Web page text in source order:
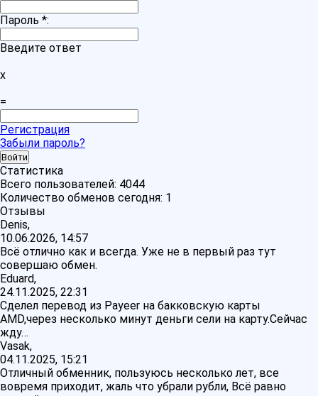
Пароль *:
Введите ответ
x
=
Регистрация
Забыли пароль?
Статистика
Всего пользователей: 4044
Количество обменов сегодня: 1
Отзывы
Denis,
10.06.2026, 14:57
Всё отлично как и всегда. Уже не в первый раз тут
совершаю обмен.
Eduard,
24.11.2025, 22:31
Сделел перевод из Payeer на бакковскую карты
AMD,через несколько минут деньги сели на карту.Сейчас
жду…
Vasak,
04.11.2025, 15:21
Отличный обменник, пользуюсь несколько лет, все
вовремя приходит, жаль что убрали рубли, Всё равно